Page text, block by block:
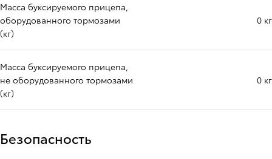
Масса буксируемого прицепа,
оборудованного тормозами
(кг)
0 кг
Масса буксируемого прицепа,
не оборудованного тормозами
(кг)
0 кг
Безопасность